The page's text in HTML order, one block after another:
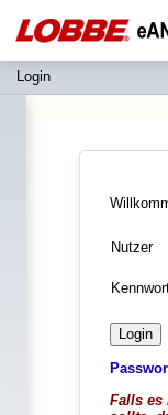
Login
Nutzer
Falls es